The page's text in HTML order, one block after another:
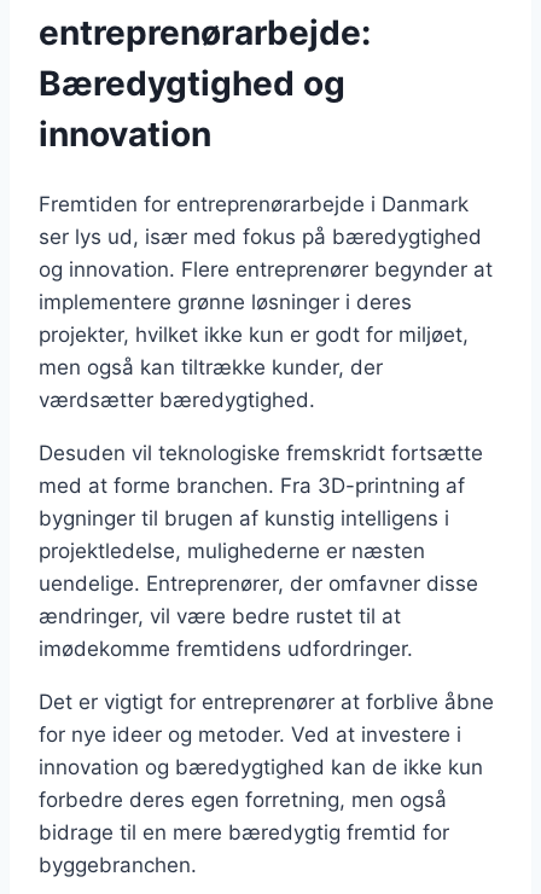
entreprenørarbejde:
Bæredygtighed og
innovation
Fremtiden for entreprenørarbejde i Danmark
ser lys ud, især med fokus på bæredygtighed
og innovation. Flere entreprenører begynder at
implementere grønne løsninger i deres
projekter, hvilket ikke kun er godt for miljøet,
men også kan tiltrække kunder, der
værdsætter bæredygtighed.
Desuden vil teknologiske fremskridt fortsætte
med at forme branchen. Fra 3D-printning af
bygninger til brugen af kunstig intelligens i
projektledelse, mulighederne er næsten
uendelige. Entreprenører, der omfavner disse
ændringer, vil være bedre rustet til at
imødekomme fremtidens udfordringer.
Det er vigtigt for entreprenører at forblive åbne
for nye ideer og metoder. Ved at investere i
innovation og bæredygtighed kan de ikke kun
forbedre deres egen forretning, men også
bidrage til en mere bæredygtig fremtid for
byggebranchen.